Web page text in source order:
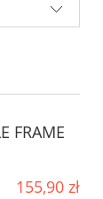
FRAME
155,90 zł